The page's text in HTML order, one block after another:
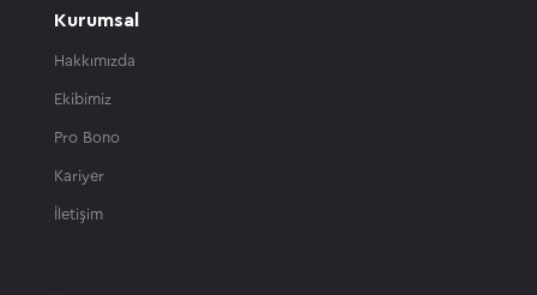
Kurumsal
Hakkımızda
Ekibimiz
Pro Bono
Kariyer
İletişim